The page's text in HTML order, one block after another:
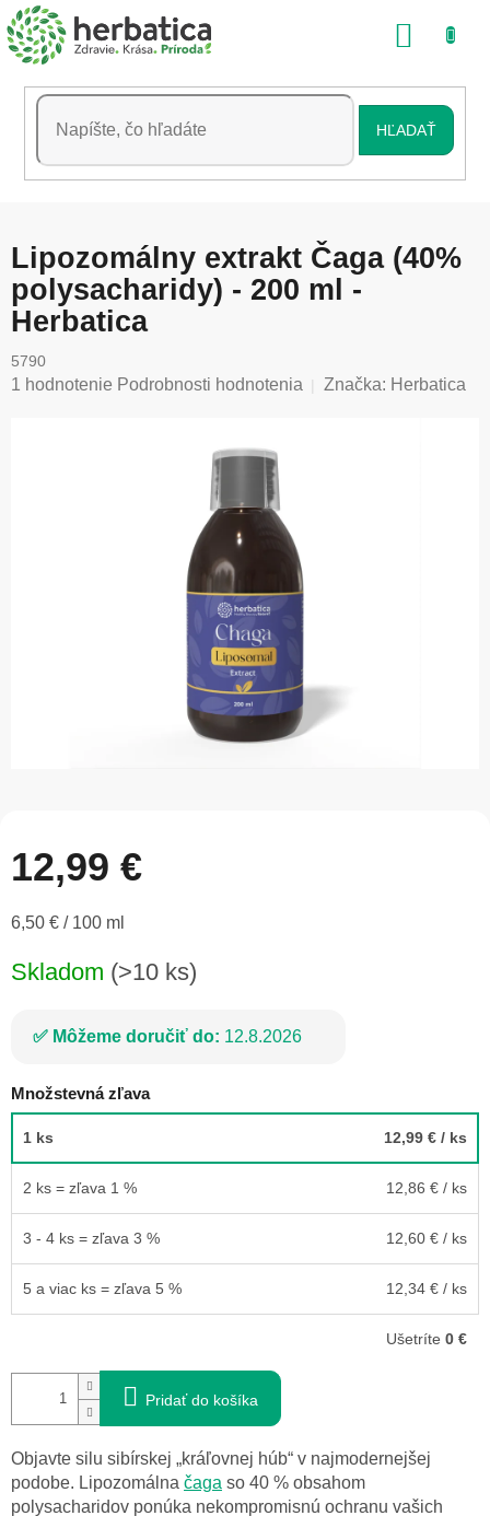
Prejsť
na
obsah
HĽADAŤ
Lipozomálny extrakt Čaga (40%
polysacharidy) - 200 ml -
Herbatica
5790
Priemerné
1 hodnotenie Podrobnosti hodnotenia Značka: Herbatica
12,99 €
Jednotková
6,50 € / 100 ml
Skladom (>10 ks)
Môžeme doručiť do: 12.8.2026
Množstevná zľava
1 ks 12,99 € / ks
2 ks = zľava 1 % 12,86 € / ks
3 - 4 ks = zľava 3 % 12,60 € / ks
5 a viac ks = zľava 5 % 12,34 € / ks
Ušetríte 0 €
Pridať do košíka
Objavte silu sibírskej „kráľovnej húb“ v najmodernejšej
podobe. Lipozomálna čaga so 40 % obsahom
polysacharidov ponúka nekompromisnú ochranu vašich